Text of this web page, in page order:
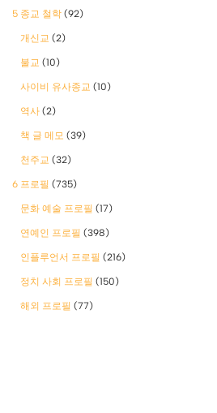
5 종교 철학 (92)
개신교 (2)
불교 (10)
사이비 유사종교 (10)
역사 (2)
책 글 메모 (39)
천주교 (32)
6 프로필 (735)
문화 예술 프로필 (17)
연예인 프로필 (398)
인플루언서 프로필 (216)
정치 사회 프로필 (150)
해외 프로필 (77)